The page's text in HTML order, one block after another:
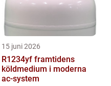
15 juni 2026
R1234yf framtidens
köldmedium i moderna
ac-system